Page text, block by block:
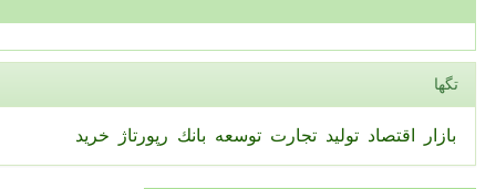
تگها
بازار اقتصاد تولید تجارت توسعه بانك رپورتاژ خرید